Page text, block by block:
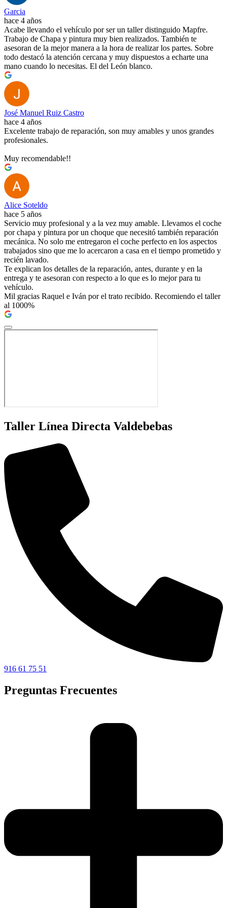
Garcia
hace 4 años
Acabe llevando el vehículo por ser un taller distinguido Mapfre.
Trabajo de Chapa y pintura muy bien realizados. También te
asesoran de la mejor manera a la hora de realizar los partes. Sobre
todo destacó la atención cercana y muy dispuestos a echarte una
mano cuando lo necesitas. El del León blanco.
José Manuel Ruiz Castro
hace 4 años
Excelente trabajo de reparación, son muy amables y unos grandes
profesionales.
Muy recomendable!!
Alice Soteldo
hace 5 años
Servicio muy profesional y a la vez muy amable. Llevamos el coche
por chapa y pintura por un choque que necesitó también reparación
mecánica. No solo me entregaron el coche perfecto en los aspectos
trabajados sino que me lo acercaron a casa en el tiempo prometido y
recién lavado.
Te explican los detalles de la reparación, antes, durante y en la
entrega y te asesoran con respecto a lo que es lo mejor para tu
vehículo.
Mil gracias Raquel e Iván por el trato recibido. Recomiendo el taller
al 1000%
Taller Línea Directa Valdebebas
916 61 75 51
Preguntas Frecuentes